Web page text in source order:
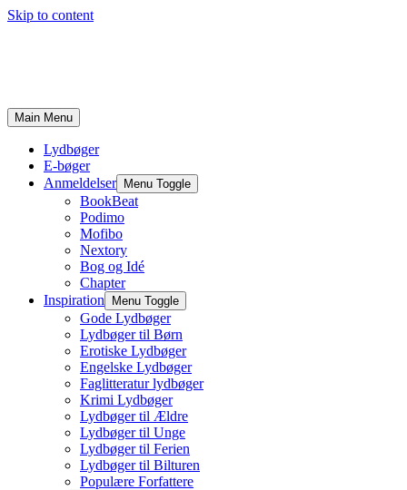
Skip to content
Main Menu
Lydbøger
E-bøger
Anmeldelser
Menu Toggle
BookBeat
Podimo
Mofibo
Nextory
Bog og Idé
Chapter
Inspiration
Menu Toggle
Gode Lydbøger
Lydbøger til Børn
Erotiske Lydbøger
Engelske Lydbøger
Faglitteratur lydbøger
Krimi Lydbøger
Lydbøger til Ældre
Lydbøger til Unge
Lydbøger til Ferien
Lydbøger til Bilturen
Populære Forfattere